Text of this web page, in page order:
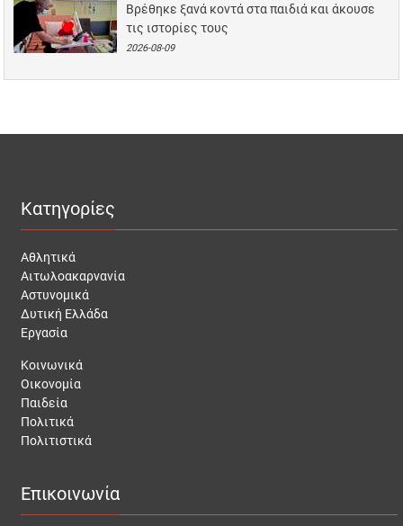
Βρέθηκε ξανά κοντά στα παιδιά και άκουσε
τις ιστορίες τους
2026-08-09
Κατηγορίες
Αθλητικά
Αιτωλοακαρνανία
Αστυνομικά
Δυτική Ελλάδα
Εργασία
Κοινωνικά
Οικονομία
Παιδεία
Πολιτικά
Πολιτιστικά
Επικοινωνία